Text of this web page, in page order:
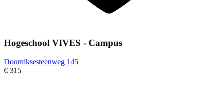
Hogeschool VIVES - Campus
Doorniksesteenweg 145
€ 315